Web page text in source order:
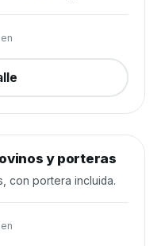
Cerrada
y porteras
con portera incluida.